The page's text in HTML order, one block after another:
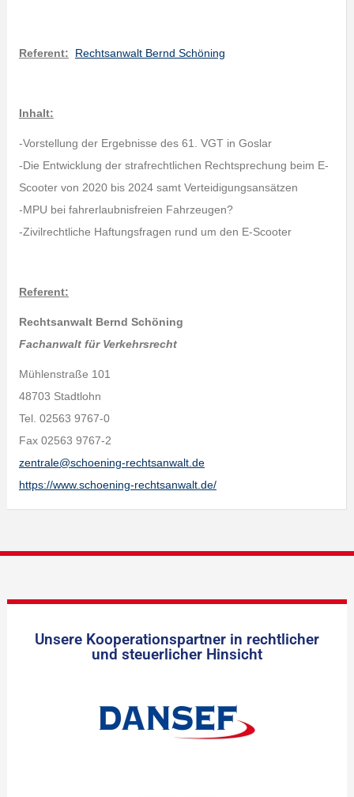
Referent: Rechtsanwalt Bernd Schöning
Inhalt:
-Vorstellung der Ergebnisse des 61. VGT in Goslar
-Die Entwicklung der strafrechtlichen Rechtsprechung beim E-
Scooter von 2020 bis 2024 samt Verteidigungsansätzen
-MPU bei fahrerlaubnisfreien Fahrzeugen?
-Zivilrechtliche Haftungsfragen rund um den E-Scooter
Referent:
Rechtsanwalt Bernd Schöning
Fachanwalt für Verkehrsrecht
Mühlenstraße 101
48703 Stadtlohn
Tel. 02563 9767-0
Fax 02563 9767-2
zentrale@schoening-rechtsanwalt.de
https://www.schoening-rechtsanwalt.de/
Unsere Kooperationspartner in rechtlicher
und steuerlicher Hinsicht